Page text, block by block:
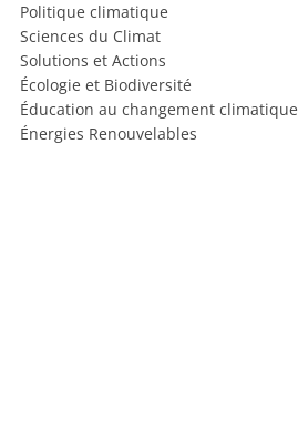
Politique climatique
Sciences du Climat
Solutions et Actions
Écologie et Biodiversité
Éducation au changement climatique
Énergies Renouvelables